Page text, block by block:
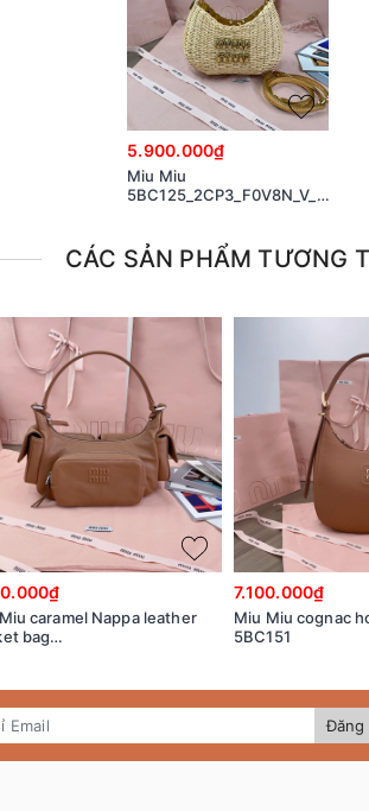
5.900.000₫
Miu Miu
5BC125_2CP3_F0V8N_V_OOO
leather details Natural /
Platinum M1
CÁC SẢN PHẨM TƯƠNG
caramel Nappa leather
bag
7.100.000₫
Miu Miu cognac
5BC151
Đăng